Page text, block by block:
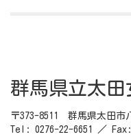
群馬県立太
〒373-8511 群馬県太田市
Tel: 0276-22-6651 ／ Fax: